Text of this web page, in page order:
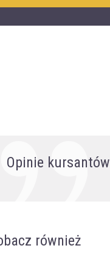
Opinie kursantów
również